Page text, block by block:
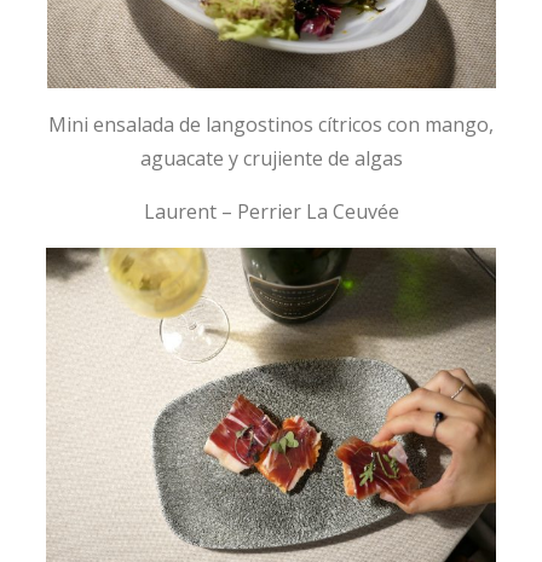
Mini ensalada de langostinos cítricos con mango,
aguacate y crujiente de algas
Laurent – Perrier La Ceuvée